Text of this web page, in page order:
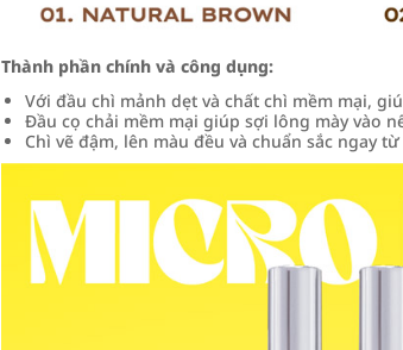
Thành phần chính và công dụng:
Với đầu chì mảnh dẹt và chất chì mềm mại,
Đầu cọ chải mềm mại giúp sợi lông mày vào
Chì vẽ đậm, lên màu đều và chuẩn sắc ngay